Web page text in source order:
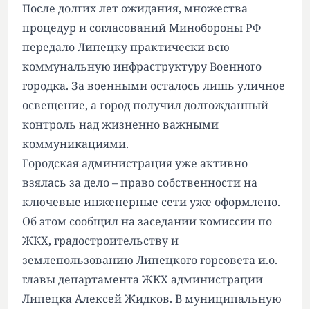
После долгих лет ожидания, множества
процедур и согласований Минобороны РФ
передало Липецку практически всю
коммунальную инфраструктуру Военного
городка. За военными осталось лишь уличное
освещение, а город получилдолгожданный
контроль над жизненно важными
коммуникациями.
Городская администрация уже активно
взялась за дело – право собственности на
ключевые инженерные сети уже оформлено.
Об этом сообщил на заседании комиссии по
ЖКХ, градостроительству и
землепользованию Липецкого горсовета и.о.
главы департамента ЖКХ администрации
Липецка Алексей Жидков. В муниципальную